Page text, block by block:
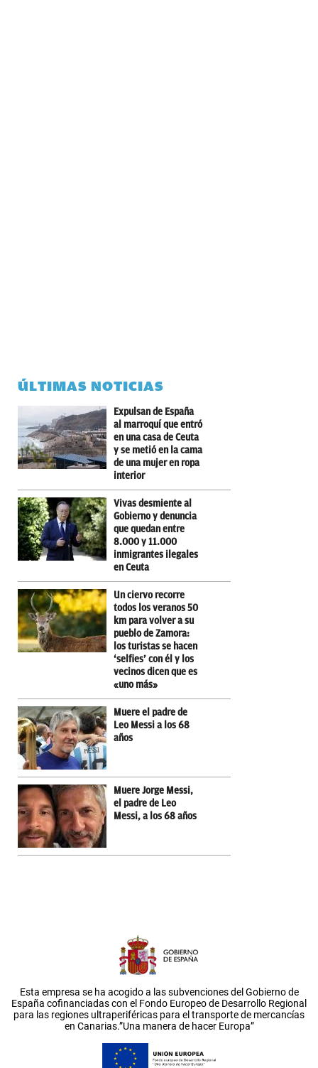
ÚLTIMAS NOTICIAS
Expulsan de España
al marroquí que entró
en una casa de Ceuta
y se metió en la cama
de una mujer en ropa
interior
Vivas desmiente al
Gobierno y denuncia
que quedan entre
8.000 y 11.000
inmigrantes ilegales
en Ceuta
Un ciervo recorre
todos los veranos 50
km para volver a su
pueblo de Zamora:
los turistas se hacen
‘selfies’ con él y los
vecinos dicen que es
«uno más»
Muere el padre de
Leo Messi a los 68
años
Muere Jorge Messi,
el padre de Leo
Messi, a los 68 años
Esta empresa se ha acogido a las subvenciones del Gobierno de
España cofinanciadas con el Fondo Europeo de Desarrollo Regional
para las regiones ultraperiféricas para el transporte de mercancías
en Canarias.”Una manera de hacer Europa”